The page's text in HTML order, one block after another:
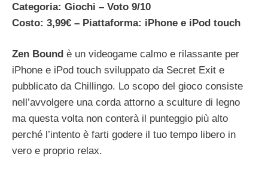
Categoria: Giochi – Voto 9/10
Costo: 3,99€ – Piattaforma: iPhone e iPod touch
Zen Bound è un videogame calmo e rilassante per
iPhone e iPod touch sviluppato da Secret Exit e
pubblicato da Chillingo. Lo scopo del gioco consiste
nell’avvolgere una corda attorno a sculture di legno
ma questa volta non conterà il punteggio più alto
perché l’intento è farti godere il tuo tempo libero in
vero e proprio relax.